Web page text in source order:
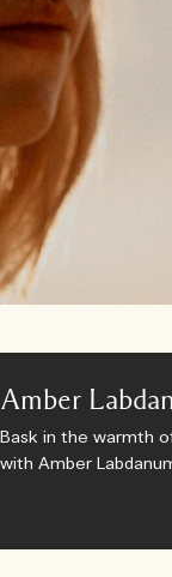
Amber
Bask in the warmth
with Amber